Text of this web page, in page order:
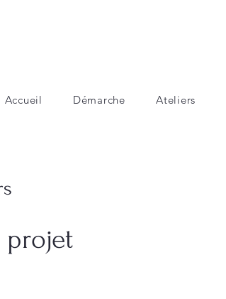
Accueil Démarche Ateliers
projet